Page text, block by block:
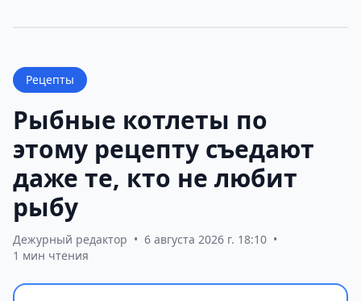
Рецепты
Рыбные котлеты по
этому рецепту съедают
даже те, кто не любит
рыбу
Дежурный редактор • 6 августа 2026 г. 18:10 •
1 мин чтения